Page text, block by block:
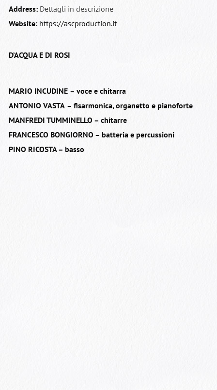
Address:Dettagli in descrizione
Website: https://ascproduction.it
D’ACQUA E DI ROSI
MARIO INCUDINE – voce e chitarra
ANTONIO VASTA – fisarmonica, organetto e pianoforte
MANFREDI TUMMINELLO – chitarre
FRANCESCO BONGIORNO – batteria e percussioni
PINO RICOSTA – basso